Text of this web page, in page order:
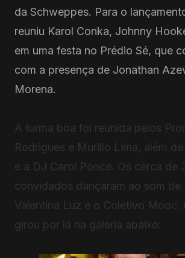
da Schweppes. Para o
reuniu Karol Conka, Johnny
em uma festa no Prédio Sé, que
com a presença de Jonathan
Morena.
A turma boa foi reunida pelos
Rodrigues e Murillo Lima, além
e a DJ Carol Ponce. Os cerca de
convidados dançaram ao som de
Valentina Luz e o Coletivo Mooc.
girou por lá na galeria abaixo: